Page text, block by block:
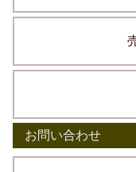
お問い合わせ